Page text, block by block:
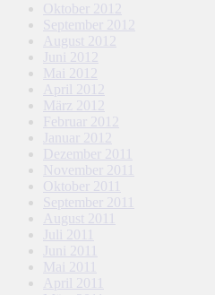
Oktober 2012
September 2012
August 2012
Juni 2012
Mai 2012
April 2012
März 2012
Februar 2012
Januar 2012
Dezember 2011
November 2011
Oktober 2011
September 2011
August 2011
Juli 2011
Juni 2011
Mai 2011
April 2011